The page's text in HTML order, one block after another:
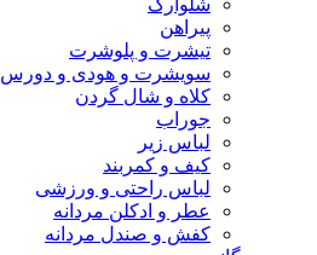
پیراهن
تیشرت و پلوشرت
سویشرت و هودی و دورس
کلاه و شال گردن
جوراب
لباس زیر
کیف و کمربند
لباس راحتی و ورزشی
عطر و ادکلن مردانه
کفش و صندل مردانه